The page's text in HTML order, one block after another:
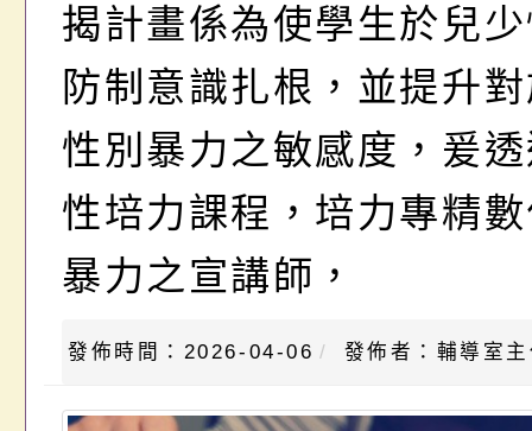
揭計畫係為使學生於兒
防制意識扎根，並提升
性別暴力之敏感度，爰
性培力課程，培力專精
暴力之宣講師，
發佈時間：2026-04-06 發佈者：輔導室